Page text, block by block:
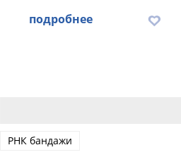
подробнее
РНК бандажи